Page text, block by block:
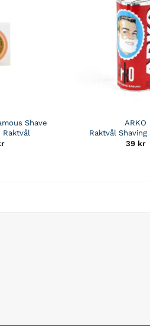
Shave
Raktvål
ARKO
Raktvål Shaving
39 kr